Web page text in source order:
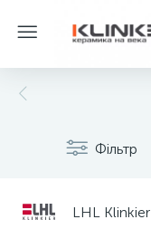
Фільтр
LHL Klinkier